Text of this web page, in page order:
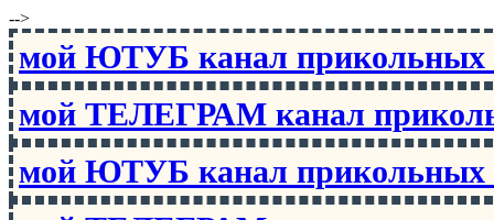
-->
мой ЮТУБ канал
мой ТЕЛЕГРАМ канал
мой ЮТУБ канал